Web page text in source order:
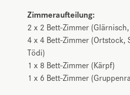
Zimmeraufteilung:
2 x 2 Bett-Zimmer
4 x 4 Bett-Zimmer (Ortstock,
Tödi)
1 x 8 Bett-Zimmer (Kärpf)
1 x 6 Bett-Zimmer